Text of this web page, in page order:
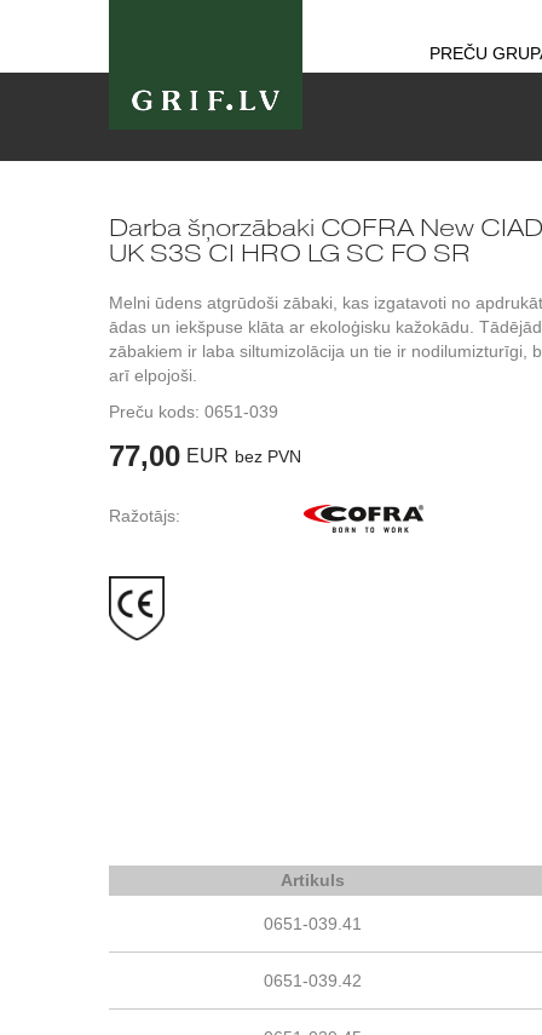
PREČU
Darba šņorzābaki COFRA New CIAD
UK S3S CI HRO LG SC FO SR
Melni ūdens atgrūdoši zābaki, kas izgatavoti no
ādas un iekšpuse klāta ar ekoloģisku kažokādu.
zābakiem ir laba siltumizolācija un tie ir nodilumizturīgi,
arī elpojoši.
Preču kods: 0651-039
77,00 EUR bez PVN
Ražotājs:
Artikuls
0651-039.41
0651-039.42